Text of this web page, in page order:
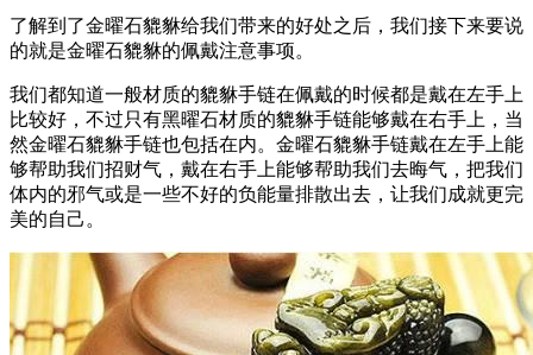
了解到了金曜石貔貅给我们带来的好处之后，我们接下来要说
的就是金曜石貔貅的佩戴注意事项。
我们都知道一般材质的貔貅手链在佩戴的时候都是戴在左手上
比较好，不过只有黑曜石材质的貔貅手链能够戴在右手上，当
然金曜石貔貅手链也包括在内。金曜石貔貅手链戴在左手上能
够帮助我们招财气，戴在右手上能够帮助我们去晦气，把我们
体内的邪气或是一些不好的负能量排散出去，让我们成就更完
美的自己。